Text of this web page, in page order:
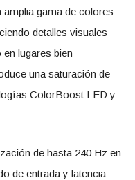
amplia gama de colores
detalles visuales
lugares bien
una saturación de
ColorBoost LED y
de hasta 240 Hz en
de entrada y latencia